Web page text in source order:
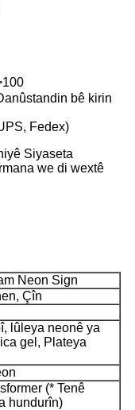
bê kirin
Fedex)
Siyaseta
we di wextê
Neon Sign
Çîn
lûleya neonê ya
gel, Plateya
(* Tenê
hundurîn)